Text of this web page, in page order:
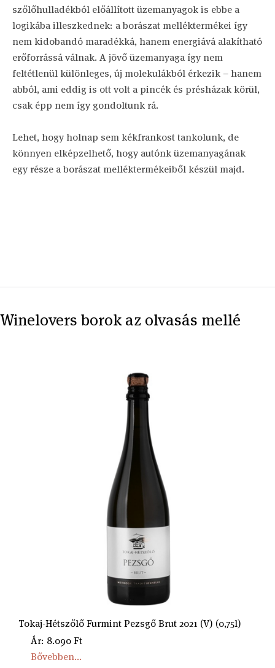
szőlőhulladékból előállított üzemanyagok is ebbe a
logikába illeszkednek: a borászat melléktermékei így
nem kidobandó maradékká, hanem energiává alakítható
erőforrássá válnak. A jövő üzemanyaga így nem
feltétlenül különleges, új molekulákból érkezik – hanem
abból, ami eddig is ott volt a pincék és présházak körül,
csak épp nem így gondoltunk rá.
Lehet, hogy holnap sem kékfrankost tankolunk, de
könnyen elképzelhető, hogy autónk üzemanyagának
egy része a borászat melléktermékeiből készül majd.
Winelovers borok az olvasás mellé
Tokaj-Hétszőlő Furmint Pezsgő Brut 2021 (V) (0,75l)
Ár: 8.090 Ft
Bővebben...